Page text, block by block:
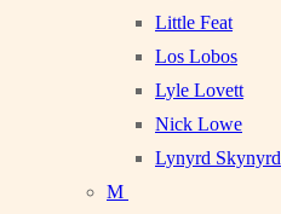
Little Feat
Los Lobos
Lyle Lovett
Nick Lowe
Lynyrd Skynyrd
M